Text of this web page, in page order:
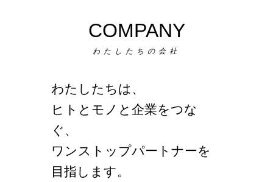
COMPANY
わたしたちの会社
わたしたちは、
ヒトとモノと企業をつな
ぐ、
ワンストップパートナーを
目指します。